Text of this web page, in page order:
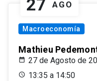
27 AGO
Macroeconomía
Mathieu
27 de Agosto de
13:35 a 14:50